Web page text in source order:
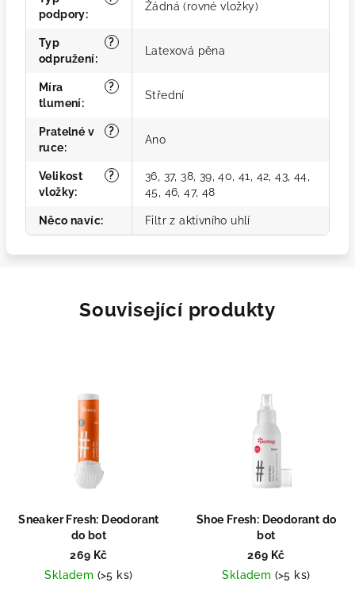
podpory:
Žádná (rovné vložky)
?
Typ
odpružení:
Latexová pěna
?
Míra
tlumení:
Střední
?
Pratelné v
ruce:
Ano
?
Velikost
vložky:
36, 37, 38, 39, 40, 41, 42, 43, 44,
45, 46, 47, 48
Něco navíc: Filtr z aktivního uhlí
Související produkty
Sneaker Fresh: Deodorant
do bot
269 Kč
Skladem (>5 ks)
Shoe Fresh: Deodorant do
bot
269 Kč
Skladem (>5 ks)